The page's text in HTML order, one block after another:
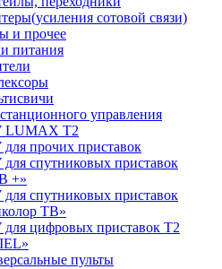
сотовой связи)
и прочее
питания
управления
Т2
прочих приставок
спутниковых приставок
+»
спутниковых приставок
ТВ»
цифровых приставок Т2
пульты